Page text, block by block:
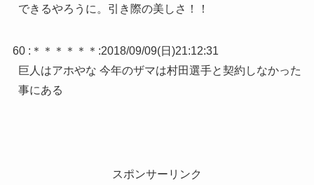
できるやろうに。引き際の美しさ！！
60 : ＊＊＊＊＊＊ :2018/09/09(日)21:12:31
巨人はアホやな 今年のザマは村田選手と契約しなかった
事にある
スポンサーリンク